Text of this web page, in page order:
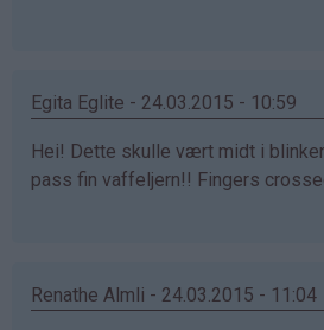
Egita Eglite - 24.03.2015 - 10:59
Hei! Dette skulle vært midt i
pass fin vaffeljern!! Fingers
Renathe Almli - 24.03.2015 - 11:04